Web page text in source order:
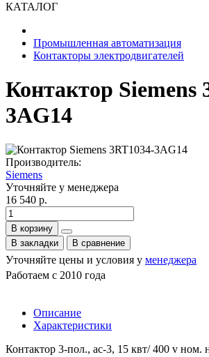
КАТАЛОГ
Промышленная автоматизация
Контакторы электродвигателей
Контактор Siemens
3AG14
Производитель:
Siemens
Уточняйте у менеджера
16 540 р.
В корзину
В закладки
В сравнение
Уточняйте цены и условия у менеджера
Работаем с 2010 года
Описание
Характеристики
Контактор 3-пол., ac-3, 15 квт/ 400 v ном.